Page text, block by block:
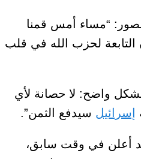
“مساء أمس قمنا
التابعة لحزب الله في قلب
واضح: لا حصانة لأي
إسرائيل سيدفع الثمن”.
أعلن في وقت سابق،